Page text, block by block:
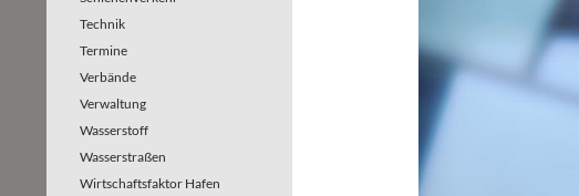
Technik
Termine
Verbände
Verwaltung
Wasserstoff
Wasserstraßen
Wirtschaftsfaktor Hafen